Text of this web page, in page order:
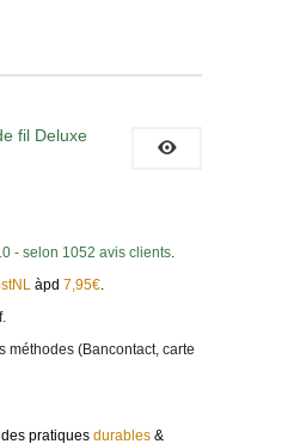
fil Deluxe
- selon 1052 avis clients.
àpd 7,95€.
méthodes (Bancontact, carte
pratiques durables&